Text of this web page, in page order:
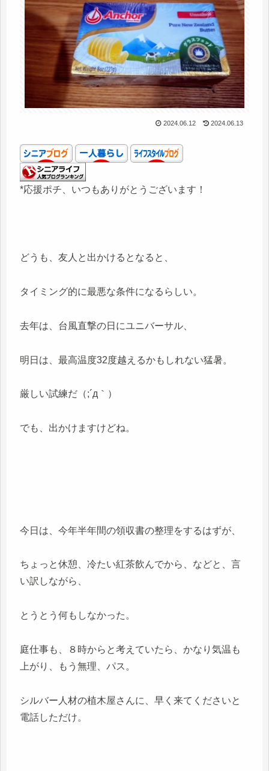
2024.06.12 2024.06.13
*応援ポチ、いつもありがとうございます！
どうも、友人と出かけるとなると、
タイミング的に最悪な条件になるらしい。
去年は、台風直撃の日にユニバーサル、
明日は、最高温度32度越えるかもしれない猛暑。
厳しい試練だ（;´д｀）
でも、出かけますけどね。
今日は、今年半年間の領収書の整理をするはずが、
ちょっと休憩、冷たい紅茶飲んでから、などと、言
い訳しながら、
とうとう何もしなかった。
庭仕事も、８時からと考えていたら、かなり気温も
上がり、もう無理、パス。
シルバー人材の植木屋さんに、早く来てくださいと
電話しただけ。